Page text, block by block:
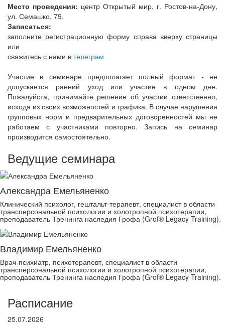
Место проведения: центр Открытый мир, г. Ростов-на-Дону,
ул. Семашко, 79.
Записаться:
заполните регистрационную форму справа вверху страницы
или
свяжитесь с нами в телеграм
Участие в семинаре предполагает полный формат - не
допускается ранний уход или участие в одном дне.
Пожалуйста, принимайте решение об участии ответственно,
исходя из своих возможностей и графика. В случае нарушения
групповых норм и предварительных договоренностей мы не
работаем с участниками повторно. Запись на семинар
производится самостоятельно.
Ведущие семинара
Александра Емельяненко
Клинический психолог, гештальт-терапевт, специалист в области
трансперсональной психологии и холотропной психотерапии,
преподаватель Тренинга наследия Грофа (Grof® Legacy Training).
Владимир Емельяненко
Врач-психиатр, психотерапевт, специалист в области
трансперсональной психологии и холотропной психотерапии,
преподаватель Тренинга наследия Грофа (Grof® Legacy Training).
Расписание
25.07.2026